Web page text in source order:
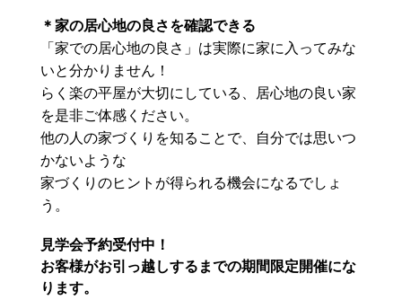
＊家の居心地の良さを確認できる
「家での居心地の良さ」は実際に家に入ってみな
いと分かりません！
らく楽の平屋が大切にしている、居心地の良い家
を是非ご体感ください。
他の人の家づくりを知ることで、自分では思いつ
かないような
家づくりのヒントが得られる機会になるでしょ
う。
見学会予約受付中！
お客様がお引っ越しするまでの期間限定開催にな
ります。